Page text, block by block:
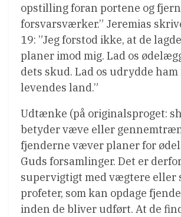
opstilling foran portene og
forsvarsværker.” Jeremias
19: ”Jeg forstod ikke, at de
planer imod mig. Lad os
dets skud. Lad os udrydde ham
levendes land.”
Udtænke (på originalsproget:
betyder væve eller
fjenderne væver planer for
Guds forsamlinger. Det er
supervigtigt med vægtere eller
profeter, som kan opdage
inden de bliver udført. At de